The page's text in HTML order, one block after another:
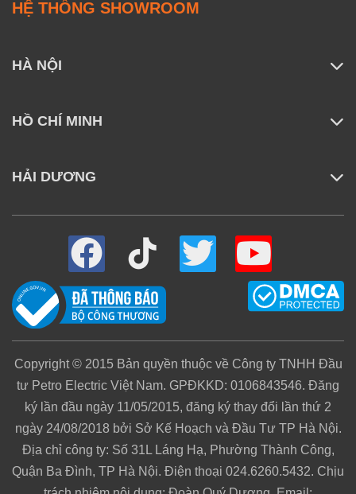
HỆ THỐNG SHOWROOM
HÀ NỘI
HỒ CHÍ MINH
HẢI DƯƠNG
Copyright © 2015 Bản quyền thuộc về Công ty TNHH Đầu
tư Petro Electric Việt Nam. GPĐKKD: 0106843546. Đăng
ký lần đầu ngày 11/05/2015, đăng ký thay đổi lần thứ 2
ngày 24/08/2018 bởi Sở Kế Hoạch và Đầu Tư TP Hà Nội.
Địa chỉ công ty: Số 31L Láng Hạ, Phường Thành Công,
Quận Ba Đình, TP Hà Nội. Điện thoại 024.6260.5432. Chịu